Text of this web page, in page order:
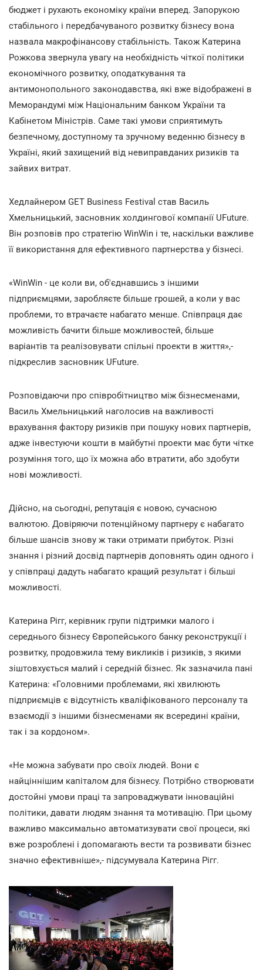
бюджет і рухають економіку країни вперед. Запорукою
стабільного і передбачуваного розвитку бізнесу вона
назвала макрофінансову стабільність. Також Катерина
Рожкова звернула увагу на необхідність чіткої політики
економічного розвитку, оподаткування та
антимонопольного законодавства, які вже відображені в
Меморандумі між Національним банком України та
Кабінетом Міністрів. Саме такі умови сприятимуть
безпечному, доступному та зручному веденню бізнесу в
Україні, який захищений від невиправданих ризиків та
зайвих витрат.
Хедлайнером GET Business Festival став Василь
Хмельницький, засновник холдингової компанії UFuture.
Він розповів про стратегію WinWin і те, наскільки важливе
її використання для ефективного партнерства у бізнесі.
«WinWin - це коли ви, об'єднавшись з іншими
підприємцями, заробляєте більше грошей, а коли у вас
проблеми, то втрачаєте набагато менше. Співпраця дає
можливість бачити більше можливостей, більше
варіантів та реалізовувати спільні проекти в життя»,-
підкреслив засновник UFuture.
Розповідаючи про співробітництво між бізнесменами,
Василь Хмельницький наголосив на важливості
врахування фактору ризиків при пошуку нових партнерів,
адже інвестуючи кошти в майбутні проекти має бути чітке
розуміння того, що їх можна або втратити, або здобути
нові можливості.
Дійсно, на сьогодні, репутація є новою, сучасною
валютою. Довіряючи потенційному партнеру є набагато
більше шансів знову ж таки отримати прибуток. Різні
знання і різний досвід партнерів доповнять один одного і
у співпраці дадуть набагато кращий результат і більші
можливості.
Катерина Рігг, керівник групи підтримки малого і
середнього бізнесу Європейського банку реконструкції і
розвитку, продовжила тему викликів і ризиків, з якими
зіштовхується малий і середній бізнес. Як зазначила пані
Катерина: «Головними проблемами, які хвилюють
підприємців є відсутність кваліфікованого персоналу та
взаємодії з іншими бізнесменами як всередині країни,
так і за кордоном».
«Не можна забувати про своїх людей. Вони є
найціннішим капіталом для бізнесу. Потрібно створювати
достойні умови праці та запроваджувати інноваційні
політики, давати людям знання та мотивацію. При цьому
важливо максимально автоматизувати свої процеси, які
вже розроблені і допомагають вести та розвивати бізнес
значно ефективніше»,- підсумувала Катерина Рігг.